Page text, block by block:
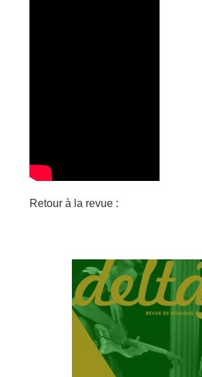
Retour à la revue :